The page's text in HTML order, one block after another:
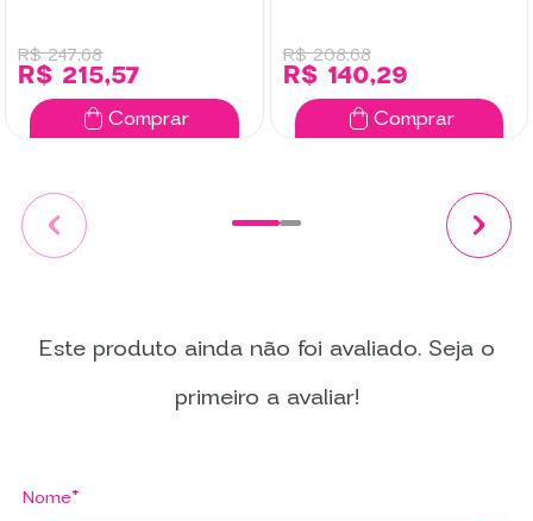
R$ 247,68
R$ 215,57
Comprar
R$ 208,68
R$ 140,29
Comprar
Este produto ainda não foi avaliado. Seja o
primeiro a avaliar!
Nome*